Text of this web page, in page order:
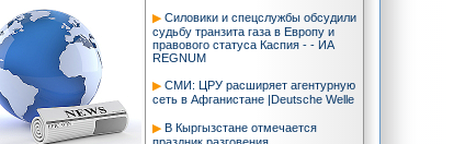
Силовики и спецслужбы обсудили
судьбу транзита газа в Европу и
правового статуса Каспия - - ИА
REGNUM
СМИ: ЦРУ расширяет агентурную
сеть в Афганистане |Deutsche Welle
В Кыргызстане отмечается
праздник разговения